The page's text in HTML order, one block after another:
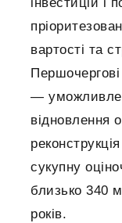
вартості та
—
відновлення
сукупну
близько 340
років.